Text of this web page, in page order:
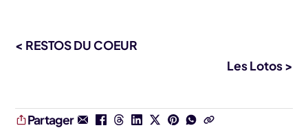
< RESTOS DU COEUR
Les Lotos >
Partager